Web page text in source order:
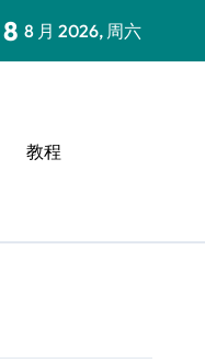
8 8 月 2026, 周六
教程